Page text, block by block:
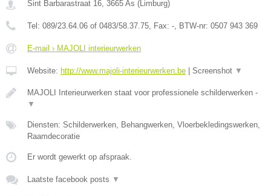
Sint Barbarastraat 16, 3665 As (Limburg)
Tel: 089/23.64.06 of 0483/58.37.75, Fax: -, BTW-nr: 0507 943 369
E-mail › MAJOLI interieurwerken
Website: http://www.majoli-interieurwerken.be Screenshot ▼
MAJOLI Interieurwerken staat voor professionele schilderwerken -
▼
Diensten: Schilderwerken, Behangwerken, Vloerbekledingswerken,
Raamdecoratie
Er wordt gewerkt op afspraak.
Laatste facebook posts ▼